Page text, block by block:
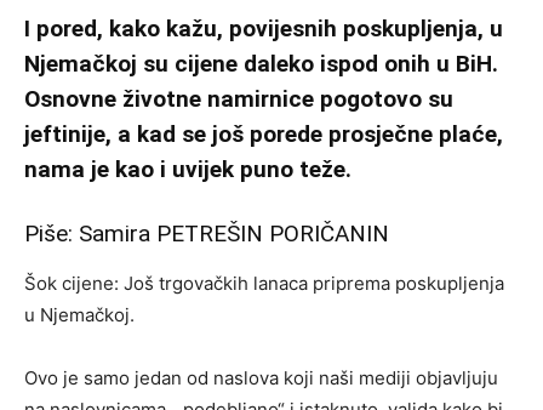
I pored, kako kažu, povijesnih poskupljenja, u
Njemačkoj su cijene daleko ispod onih u BiH.
Osnovne životne namirnice pogotovo su
jeftinije, a kad se još porede prosječne plaće,
nama je kao i uvijek puno teže.
Piše: Samira PETREŠIN PORIČANIN
Šok cijene: Još trgovačkih lanaca priprema poskupljenja
u Njemačkoj.
Ovo je samo jedan od naslova koji naši mediji objavljuju